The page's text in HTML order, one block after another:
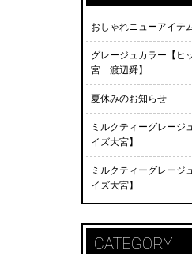
おしゃれニューアイテ
グレージュカラー【ヒ
宮 渡辺舜】
夏休みのお知らせ
ミルクティーグレージ
イズ大宮】
ミルクティーグレージ
イズ大宮】
CATEGORY